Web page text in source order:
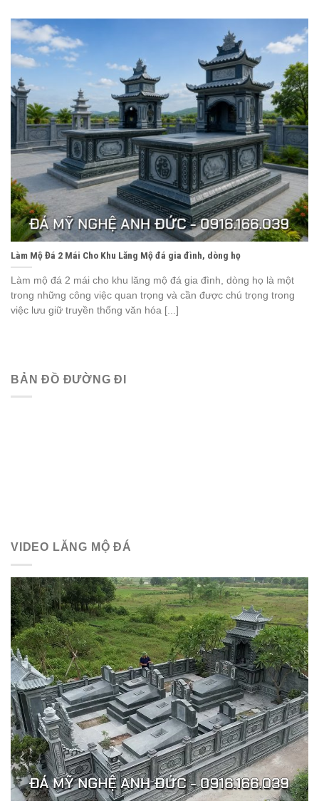
Làm Mộ Đá 2 Mái Cho Khu Lăng Mộ đá gia đình, dòng họ
Làm mộ đá 2 mái cho khu lăng mộ đá gia đình, dòng họ là một
trong những công việc quan trọng và cần được chú trọng trong
việc lưu giữ truyền thống văn hóa [...]
BẢN ĐỒ ĐƯỜNG ĐI
VIDEO LĂNG MỘ ĐÁ